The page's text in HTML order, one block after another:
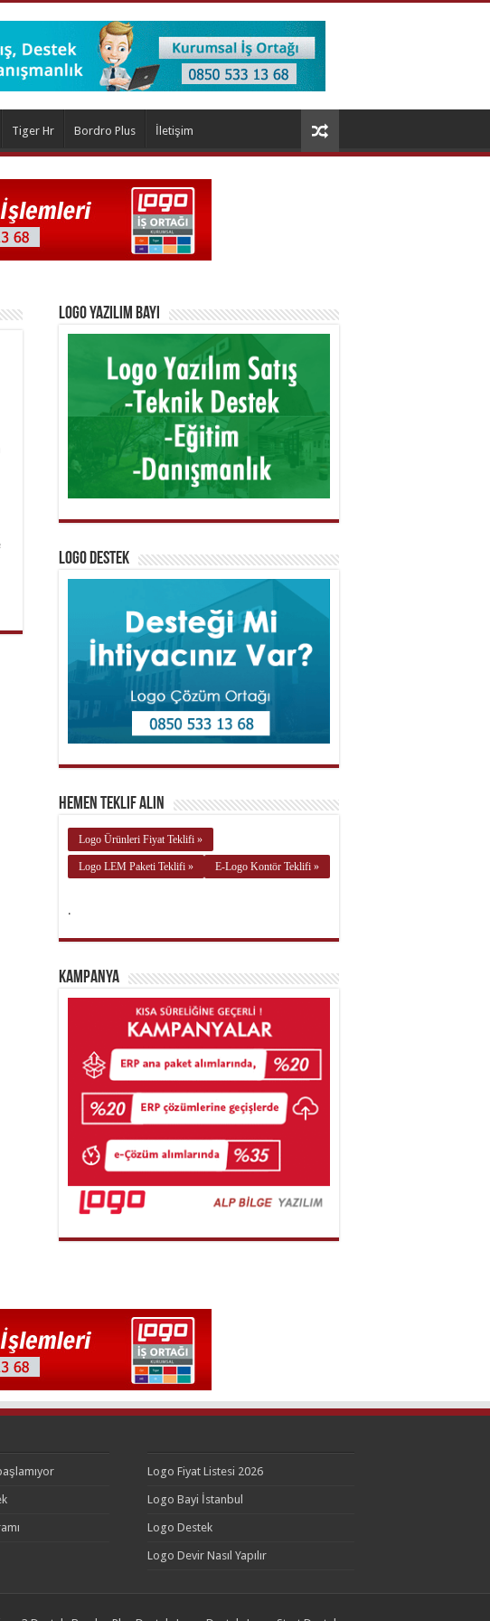
Tiger Hr Bordro Plus İletişim
Logo Yazılım Bayi
Logo Destek
Hemen Teklif Alın
Logo Ürünleri Fiyat Teklifi »
Logo LEM Paketi Teklifi » E-Logo Kontör Teklifi »
.
Kampanya
Logo Fiyat Listesi 2026
Logo Bayi İstanbul
Logo Destek
Logo Devir Nasıl Yapılır